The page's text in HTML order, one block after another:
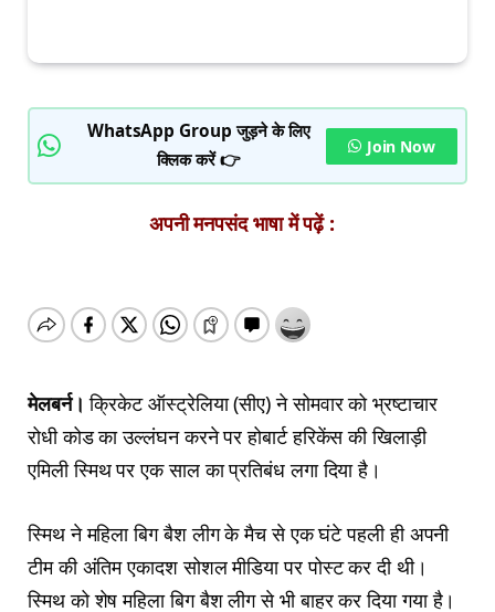
WhatsApp Group जुड़ने के लिए
क्लिक करें 👉
Join Now
अपनी मनपसंद भाषा में पढ़ें :
मेलबर्न। क्रिकेट ऑस्ट्रेलिया (सीए) ने सोमवार को भ्रष्टाचार
रोधी कोड का उल्लंघन करने पर होबार्ट हरिकेंस की खिलाड़ी
एमिली स्मिथ पर एक साल का प्रतिबंध लगा दिया है।
स्मिथ ने महिला बिग बैश लीग के मैच से एक घंटे पहली ही अपनी
टीम की अंतिम एकादश सोशल मीडिया पर पोस्ट कर दी थी।
स्मिथ को शेष महिला बिग बैश लीग से भी बाहर कर दिया गया है।